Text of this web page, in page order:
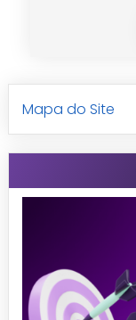
Mapa do Site